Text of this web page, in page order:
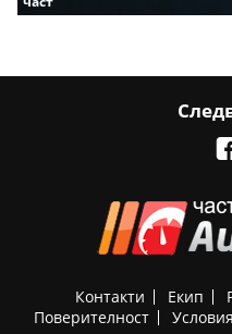
Контакти Екип
Поверителност